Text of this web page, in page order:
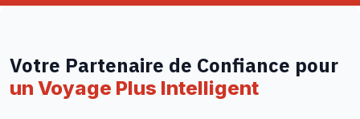
Votre Partenaire de Confiance pour
un Voyage Plus Intelligent